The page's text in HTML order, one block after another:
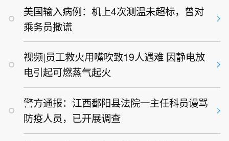
美国输入病例：机上4次测温未超标，曾对
乘务员撒谎
视频|员工救火用嘴吹致19人遇难 因静电放
电引起可燃蒸气起火
警方通报：江西鄱阳县法院一主任科员谩骂
防疫人员，已开展调查